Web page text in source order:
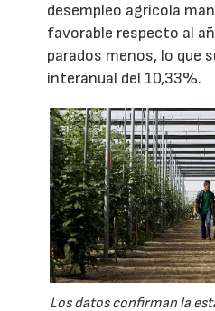
desempleo agrícola
favorable respecto al
parados menos, lo que
interanual del 10,33%.
Los datos confirman la